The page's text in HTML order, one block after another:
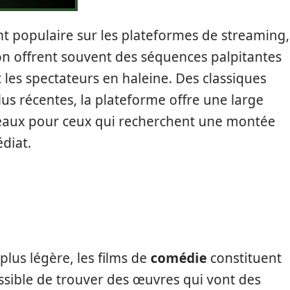
populaire sur les plateformes de streaming,
offrent souvent des séquences palpitantes
spectateurs en haleine. Des classiques
récentes, la plateforme offre une large
pour ceux qui recherchent une montée
légère, les films de comédie constituent
de trouver des œuvres qui vont des